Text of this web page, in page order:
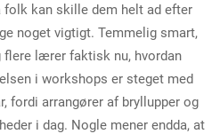
folk kan skille dem helt ad efter
noget vigtigt. Temmelig smart,
flere lærer faktisk nu, hvordan
i workshops er steget med
fordi arrangører af bryllupper og
i dag. Nogle mener endda, at